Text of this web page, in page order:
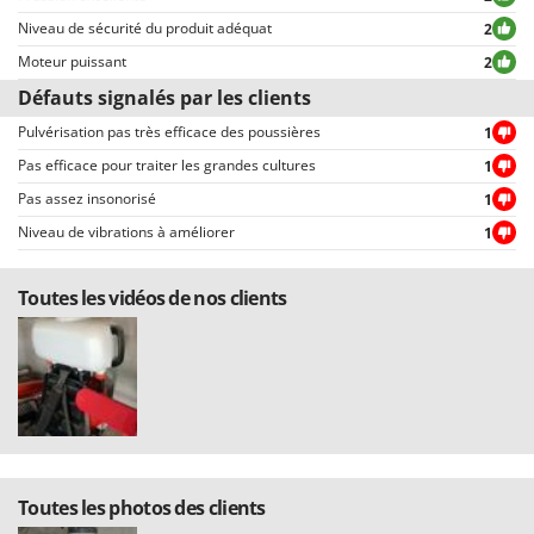
Resto Italia
Ribimex
Ripartrak
Ritter
River Systems
Robomow
Rossofuoco
Rover Pompe
Royal Food
Ryobi
S
S.T.P.
Santos
Sbaraglia
Schnitzer
permettent une sélection rapide, comme par exemple celui permettant de
choisir entre avis positifs et négatifs.
Niveau de sécurité du produit adéquat
2
Moteur puissant
2
Défauts signalés par les clients
Pulvérisation pas très efficace des poussières
1
Pas efficace pour traiter les grandes cultures
1
Pas assez insonorisé
1
Niveau de vibrations à améliorer
1
Toutes les vidéos de nos clients
Toutes les photos des clients